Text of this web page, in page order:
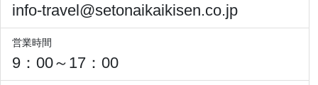
info-travel@setonaikaikisen.co.jp
営業時間
9：00～17：00